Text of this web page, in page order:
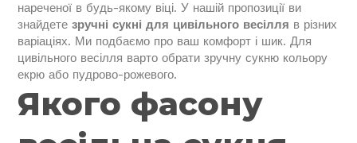
нареченої в будь-якому віці. У нашій пропозиції ви
знайдетезручні сукні для цивільного весілля в різних
варіаціях. Ми подбаємо про ваш комфорт і шик. Для
цивільного весілля варто обрати зручну сукню кольору
екрю або пудрово-рожевого.
Якого фасону